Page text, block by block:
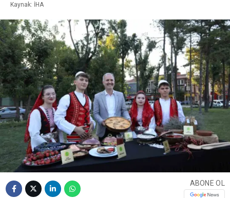
Kaynak: İHA
ABONE OL